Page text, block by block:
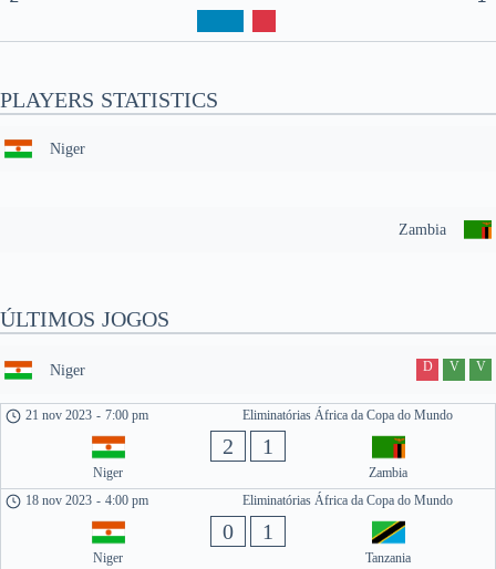
PLAYERS STATISTICS
Niger
Zambia
ÚLTIMOS JOGOS
Niger D V V
Eliminatórias África da Copa do Mundo
21 nov 2023 - 7:00 pm
Niger
2 1
Zambia
Eliminatórias África da Copa do Mundo
18 nov 2023 - 4:00 pm
Niger
0 1
Tanzania